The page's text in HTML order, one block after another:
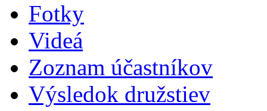
Fotky
Videá
Zoznam účastníkov
Výsledok družstiev